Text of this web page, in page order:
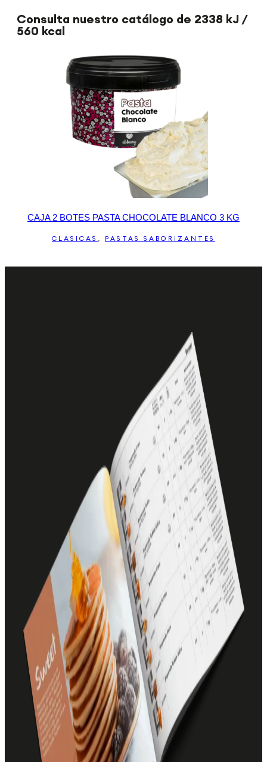
Consulta nuestro catálogo de 2338 kJ /
560 kcal
CAJA 2 BOTES PASTA CHOCOLATE BLANCO 3 KG
CLASICAS , PASTAS SABORIZANTES